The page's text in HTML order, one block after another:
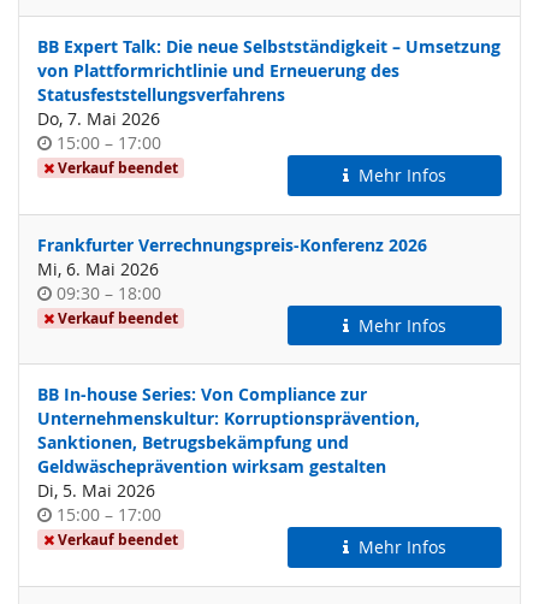
BB Expert Talk: Die neue Selbstständigkeit – Umsetzung
von Plattformrichtlinie und Erneuerung des
Statusfeststellungsverfahrens
Do, 7. Mai 2026
Uhrzeit
15:00 –bis
17:00
Verkauf beendet Mehr Infos
Frankfurter Verrechnungspreis-Konferenz 2026
Mi, 6. Mai 2026
Uhrzeit
09:30 –bis
18:00
Verkauf beendet Mehr Infos
BB In-house Series: Von Compliance zur
Unternehmenskultur: Korruptionsprävention,
Sanktionen, Betrugsbekämpfung und
Geldwäscheprävention wirksam gestalten
Di, 5. Mai 2026
Uhrzeit
15:00 –bis
17:00
Verkauf beendet Mehr Infos